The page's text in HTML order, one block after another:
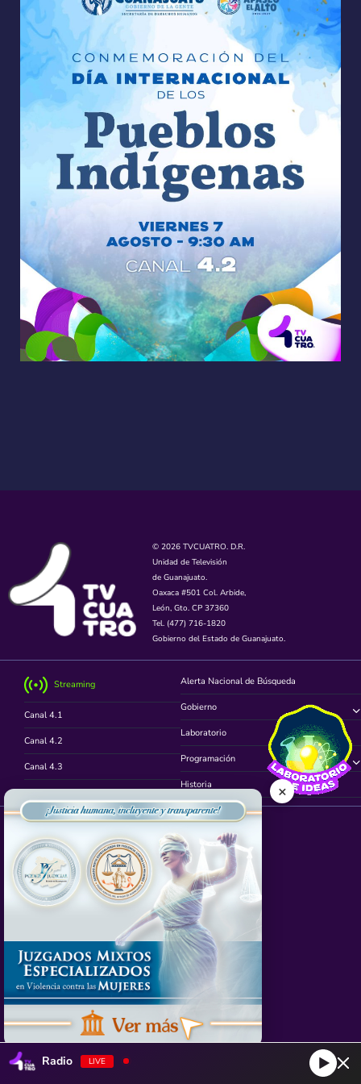
© 2026 TVCUATRO. D.R.
Unidad de Televisión
de Guanajuato.
Oaxaca #501 Col. Arbide,
León, Gto. CP 37360
Tel. (477) 716-1820
Gobierno del Estado de Guanajuato.
Streaming
Canal 4.1
Canal 4.2
Canal 4.3
Canal 4.4
Alerta Nacional de Búsqueda
Gobierno
Laboratorio
Programación
Historia
Síguenos en
App TVCUATRO
Radio LIVE
×